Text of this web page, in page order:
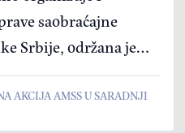
saobraćajne
Srbije, održana je
na Ušću, gde je
i mopeda da
AKCIJA AMSS U SARADNJI